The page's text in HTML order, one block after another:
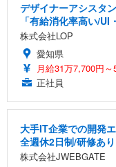
デザイナーアシスタ
「有給消化率高い/UI
株式会社LOP
愛知県
月給31万7,700円～
正社員
大手IT企業での開発
全週休2日制/研修あり
株式会社JWEBGATE